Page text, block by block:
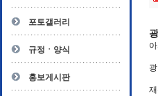
- 전문수련기관
포토갤러리
규정ㆍ양식
홍보게시판